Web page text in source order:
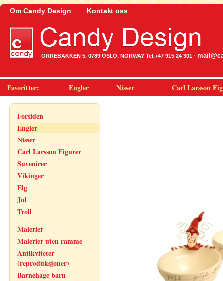
Om Candy Design Kontakt oss
ORREBAKKEN 5, 0789 OSLO, NORWAY Tel.+47 915 24 301 ·
Favoritter: Engler Nisser Carl Larsson
Forsiden
Engler
Nisser
Carl Larsson Figurer
Suvenirer
Vikinger
Elg
Jul
Troll
Malerier
Malerier uten ramme
Antikviteter
(reproduksjoner)
Barnehage barn